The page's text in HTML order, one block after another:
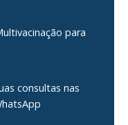
para
consultas nas